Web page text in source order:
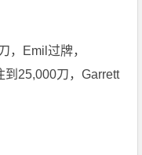
，Emil过牌，
到25,000刀，Garrett